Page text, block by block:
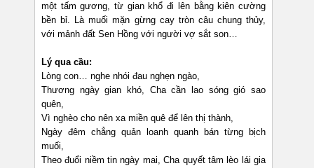
một tấm gương, từ gian khổ đi lên bằng kiên cường
bền bỉ. Là muối mặn gừng cay tròn câu chung thủy,
với mảnh đất Sen Hồng với người vợ sắt son…
Lý qua cầu:
Lòng con… nghe nhói đau nghẹn ngào,
Thương ngày gian khó, Cha cần lao sóng gió sao
quên,
Vì nghèo cho nên xa miền quê để lên thị thành,
Ngày đêm chẳng quản loanh quanh bán từng bịch
muối,
Theo đuổi niềm tin ngày mai, Cha quyết tâm lèo lái gia